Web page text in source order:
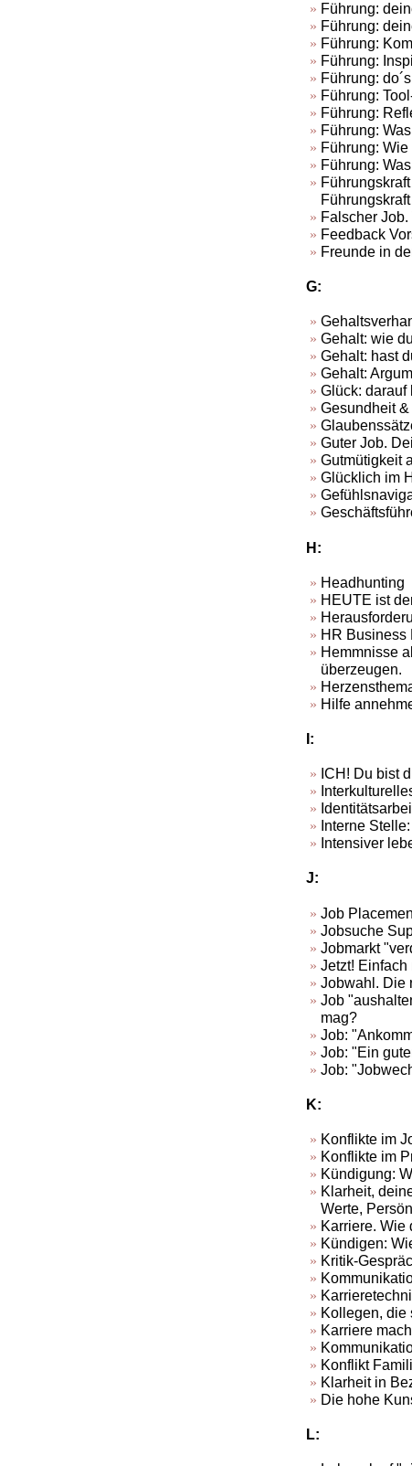
Führung:
Führung:
Führung:
Führung:
Führung:
Führung:
Führung:
Führung:
Führung:
Führung:
Falscher
Feedback
Freunde in
G:
Gehalt: wie
Gehalt: hast
Gehalt:
Glück: darauf
Gesundheit
Guter Job.
Gutmütigkeit
Glücklich im
H:
Headhunting
HEUTE ist
HR Business
Hemmnisse
überzeugen.
Hilfe
I:
ICH! Du bist
Interne
Intensiver
J:
Job
Jobsuche
Jobmarkt
Jetzt!
Jobwahl. Die
Job
mag?
Job:
Job: "Ein
Job:
K:
Konflikte im
Konflikte im
Kündigung:
Klarheit,
Werte,
Karriere. Wie
Kündigen:
Kritik-
Kollegen, die
Karriere
Konflikt
Klarheit in
Die hohe
L: